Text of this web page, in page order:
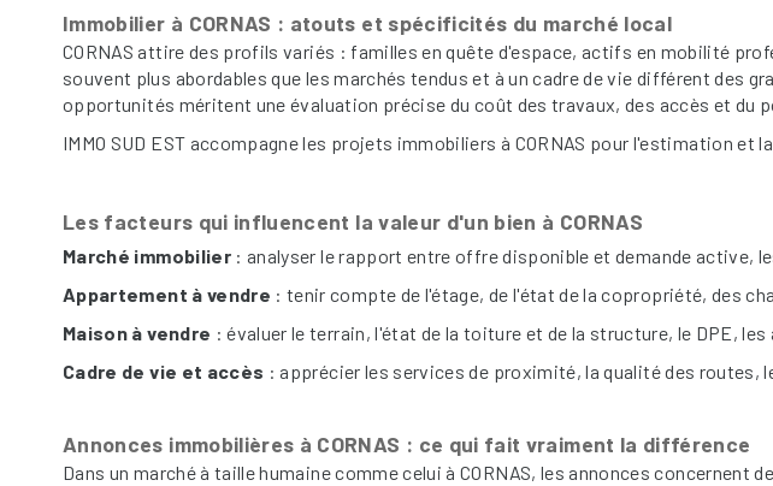
Immobilier à CORNAS : atouts et spécificités du marché local
CORNAS attire des profils variés : familles en quête d'espace, actifs en mobilité
souvent plus abordables que les marchés tendus et à un cadre de vie différent des
opportunités méritent une évaluation précise du coût des travaux, des accès et du
IMMO SUD EST accompagne les projets immobiliers à CORNAS pour l'estimation et
Les facteurs qui influencent la valeur d'un bien à CORNAS
Marché immobilier: analyser le rapport entre offre disponible et demande active,
Appartement à vendre : tenir compte de l'étage, de l'état de la copropriété, des
Maison à vendre : évaluer le terrain, l'état de la toiture et de la structure, le DPE,
Cadre de vie et accès : apprécier les services de proximité, la qualité des
Annonces immobilières à CORNAS : ce qui fait vraiment la différence
Dans un marché à taille humaine comme celui à CORNAS, les annonces